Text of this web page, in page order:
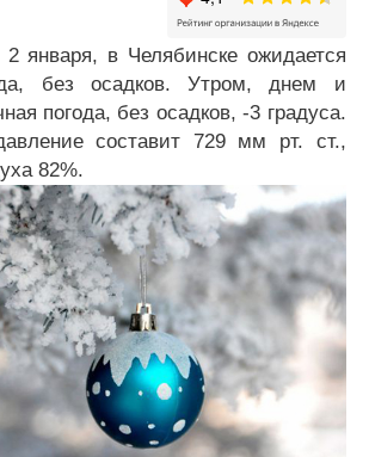
2 января, в Челябинске ожидается
без осадков. Утром, днем и
погода, без осадков, -3 градуса.
составит 729 мм рт. ст.,
82%.